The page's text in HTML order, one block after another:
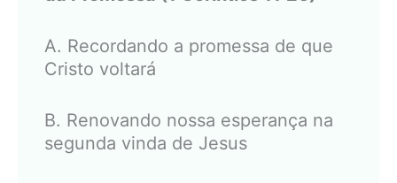
A. Recordando a promessa de que
Cristo voltará
B. Renovando nossa esperança na
segunda vinda de Jesus